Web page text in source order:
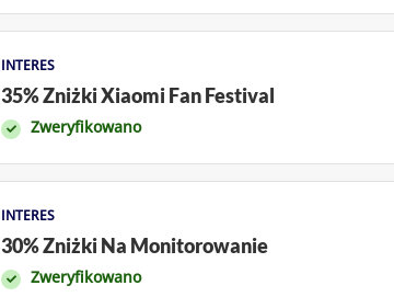
INTERES
35% Zniżki Xiaomi Fan Festival
Zweryfikowano
INTERES
30% Zniżki Na Monitorowanie
Zweryfikowano